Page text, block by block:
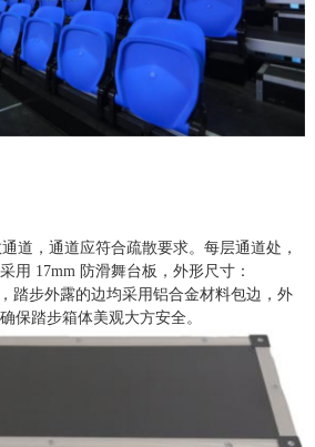
道，通道应符合疏散要求。每层通道处，
用 17mm 防滑舞台板，外形尺寸：
踏步外露的边均采用铝合金材料包边，外
保踏步箱体美观大方安全。